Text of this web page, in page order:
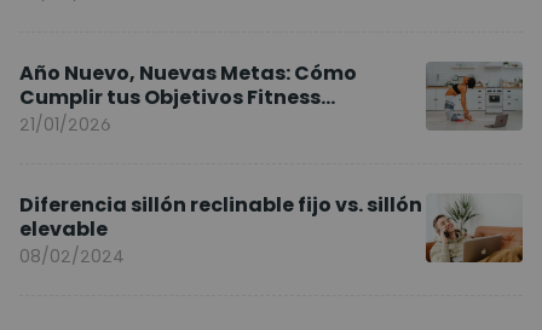
Año Nuevo, Nuevas Metas: Cómo
Cumplir tus Objetivos Fitness
Entrenando en Casa
21/01/2026
Diferencia sillón reclinable fijo vs. sillón
elevable
08/02/2024